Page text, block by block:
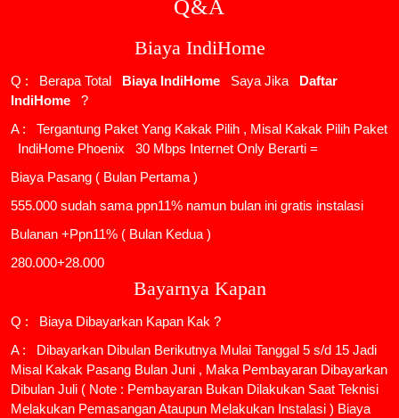
Q&A
Biaya IndiHome
Q : Berapa Total Biaya IndiHome Saya Jika
Daftar
IndiHome
?
A : Tergantung Paket Yang Kakak Pilih , Misal Kakak Pilih Paket
IndiHome Phoenix
30 Mbps Internet Only Berarti =
Biaya Pasang ( Bulan Pertama )
555.000 sudah sama ppn11% namun bulan ini gratis instalasi
Bulanan +Ppn11% ( Bulan Kedua )
280.000+28.000
Bayarnya Kapan
Q : Biaya Dibayarkan Kapan Kak ?
A : Dibayarkan Dibulan Berikutnya Mulai Tanggal 5 s/d 15 Jadi
Misal Kakak Pasang Bulan Juni , Maka Pembayaran Dibayarkan
Dibulan Juli ( Note : Pembayaran Bukan Dilakukan Saat Teknisi
Melakukan Pemasangan Ataupun Melakukan Instalasi ) Biaya